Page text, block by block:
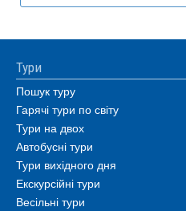
Тури
Пошук туру
Гарячі тури по світу
Тури на двох
Автобусні тури
Тури вихідного дня
Екскурсійні тури
Весільні тури